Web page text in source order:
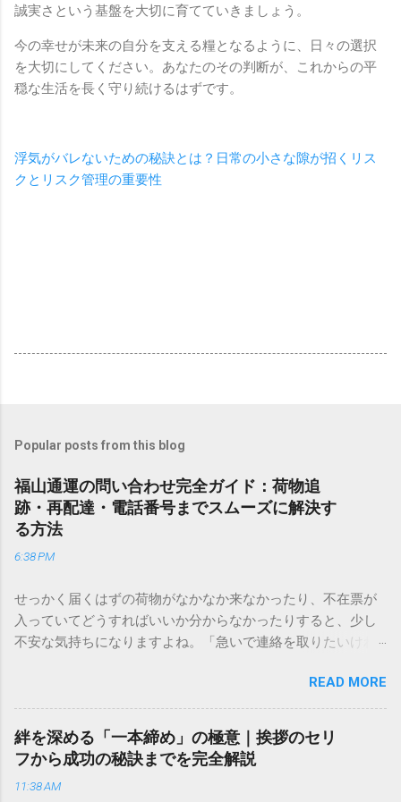
誠実さという基盤を大切に育てていきましょう。
今の幸せが未来の自分を支える糧となるように、日々の選択
を大切にしてください。あなたのその判断が、これからの平
穏な生活を長く守り続けるはずです。
浮気がバレないための秘訣とは？日常の小さな隙が招くリス
クとリスク管理の重要性
Popular posts from this blog
福山通運の問い合わせ完全ガイド：荷物追
跡・再配達・電話番号までスムーズに解決す
る方法
6:38 PM
せっかく届くはずの荷物がなかなか来なかったり、不在票が
入っていてどうすればいいか分からなかったりすると、少し
不安な気持ちになりますよね。「急いで連絡を取りたいけれ
きできる？」といった疑問を抱える方も多いはずです。 福山
通運は企業間物流のイメージが強いかもしれませんが、個人
向けの宅配サービスも非常に充実しています。大切なのは、
目的に合わせた適切な連絡先を選ぶことです。この記事で
は、荷物の追跡確認から営業所への電話連絡、再配達の依頼
手順まで、初めての方でも迷わずに解決できる方法を詳しく
READ MORE
絆を深める「一本締め」の極意｜挨拶のセリ
フから成功の秘訣までを完全解説
11:38 AM